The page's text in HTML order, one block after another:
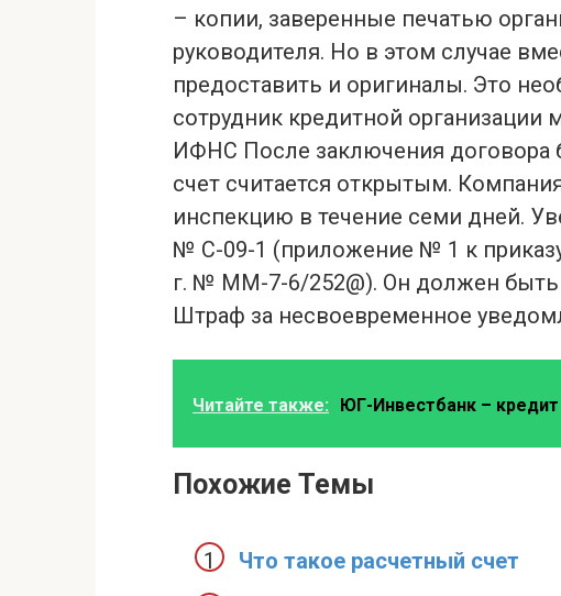
– копии, заверенные печатью
руководителя. Но в этом случае
предоставить и оригиналы. Это
сотрудник кредитной
ИФНС После заключения договора
счет считается открытым.
инспекцию в течение семи дней.
№ С-09-1 (приложение № 1 к
г. № ММ-7-6/252@). Он должен быть
Штраф за несвоевременное
Читайте также: ЮГ-Инвестбанк –
Похожие Темы
Что такое расчетный счет